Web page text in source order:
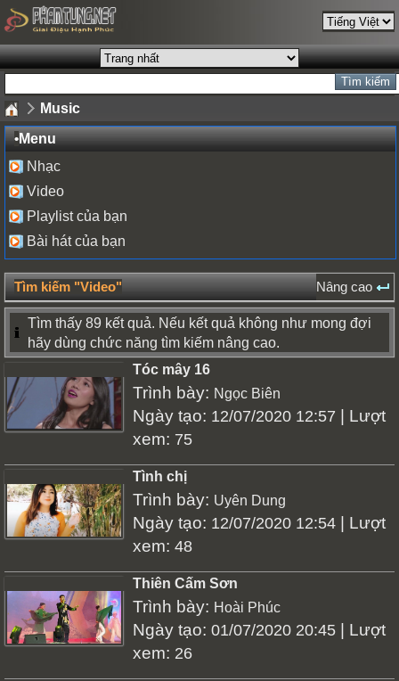
Music
•Menu
Nhạc
Video
Playlist của bạn
Bài hát của bạn
Tìm kiếm "Video" Nâng cao
Tìm thấy 89 kết quả. Nếu kết quả không như mong đợi
hãy dùng chức năng tìm kiếm nâng cao.
Tóc mây 16
Trình bày: Ngọc Biên
Ngày tạo: 12/07/2020 12:57 | Lượt
xem: 75
Tình chị
Trình bày: Uyên Dung
Ngày tạo: 12/07/2020 12:54 | Lượt
xem: 48
Thiên Cấm Sơn
Trình bày: Hoài Phúc
Ngày tạo: 01/07/2020 20:45 | Lượt
xem: 26